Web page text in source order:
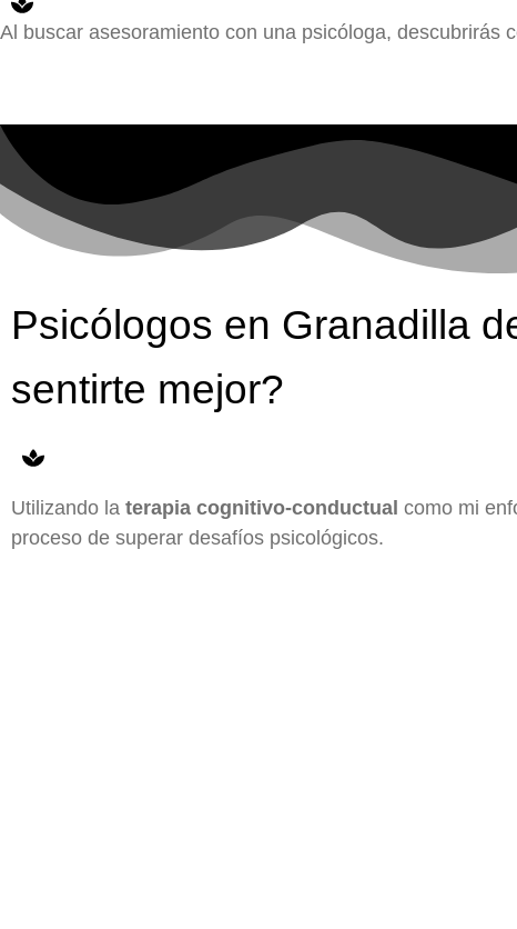
Al buscar asesoramiento con una psicóloga, descubrirás
Psicólogos en Granadilla
sentirte mejor?
Utilizando la terapia cognitivo-conductual como mi
proceso de superar desafíos psicológicos.